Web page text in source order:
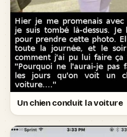
Un chien conduit la voiture